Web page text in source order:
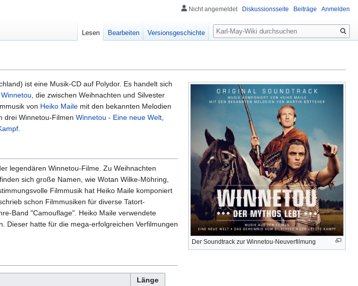
Der Soundtrack zur Winnetou-Neuverfilmung
ist eine Musik-CD auf Polydor. Es handelt sich
Winnetou, die zwischen Weihnachten und Silvester
von Heiko Maile mit den bekannten Melodien
drei Winnetou-Filmen Winnetou - Eine neue Welt,
.
legendären Winnetou-Filme. Zu Weihnachten
sich große Namen, wie Wotan Wilke-Möhring,
Filmmusik hat Heiko Maile komponiert
schon Filmmusiken für diverse Tatort-
Band "Camouflage". Heiko Maile verwendete
Dieser hatte für die mega-erfolgreichen Verfilmungen
Länge
Nicht angemeldet Diskussionsseite Beiträge Anmelden
Lesen Bearbeiten Versionsgeschichte
Suche